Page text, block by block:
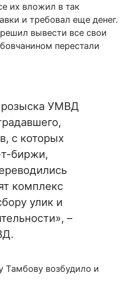
их вложил в так
и требовал еще денег.
вывести все свои
перестали
розыска УМВД
с которых
биржи,
комплекс
улик и
–
Тамбову возбудило и